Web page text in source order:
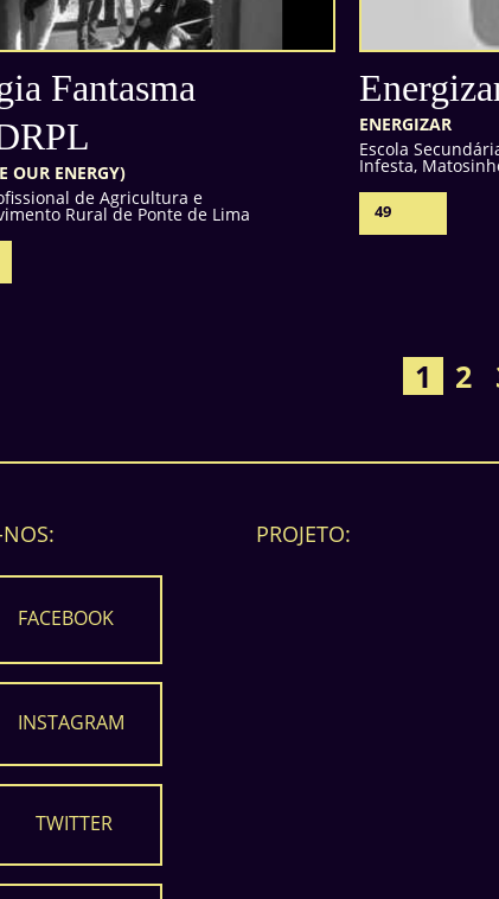
Fantasma
OUR ENERGY)
de Agricultura e
Rural de Ponte de Lima
ENERGIZAR
Escola
Infesta,
49
1 2
NOS:
FACEBOOK
INSTAGRAM
TWITTER
PROJETO: